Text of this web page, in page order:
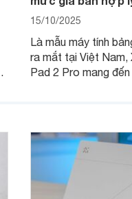
15/10/2025
Là mẫu máy tính
ra mắt tại Việt Nam,
Pad 2 Pro mang